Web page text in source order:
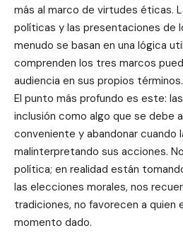
más al marco de virtudes éticas.
políticas y las presentaciones de
menudo se basan en una lógica
comprenden los tres marcos
audiencia en sus propios términos.
El punto más profundo es este:
inclusión como algo que se debe
conveniente y abandonar cuando
malinterpretando sus acciones.
política; en realidad están
las elecciones morales, nos
tradiciones, no favorecen a quien
momento dado.